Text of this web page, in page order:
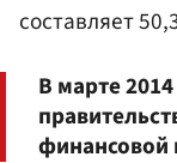
составляет
В марте